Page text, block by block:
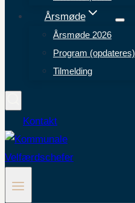
Årsmøde
Årsmøde 2026
Program (opdateres)
Tilmelding
Kontakt